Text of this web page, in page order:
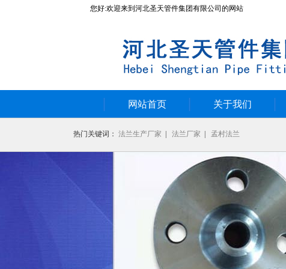
您好:欢迎来到河北圣天管件集团有限公司的网站
网站首页 关于我们
热门关键词： 法兰生产厂家 法兰厂家 孟村法兰